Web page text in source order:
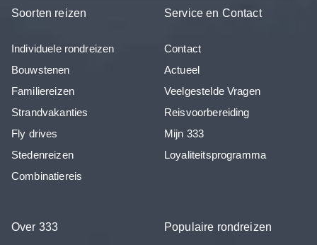
Soorten reizen
Individuele rondreizen
Bouwstenen
Familiereizen
Strandvakanties
Fly drives
Stedenreizen
Combinatiereis
Service en Contact
Contact
Actueel
Veelgestelde Vragen
Reisvoorbereiding
Mijn 333
Loyaliteitsprogramma
Over 333 Populaire rondreizen